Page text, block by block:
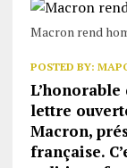
Macron rend
POSTED BY:
lettre
Macron,
française.